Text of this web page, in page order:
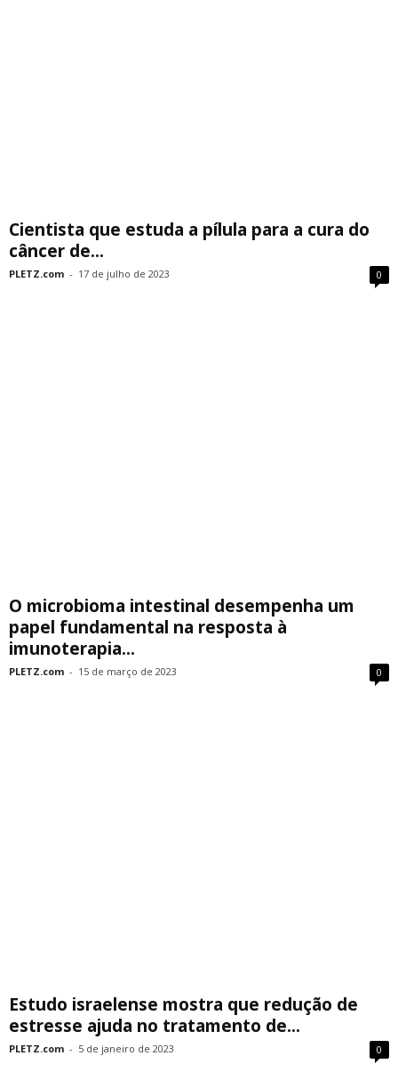
Cientista que estuda a pílula para a cura do
câncer de...
PLETZ.com - 17 de julho de 2023 0
O microbioma intestinal desempenha um
papel fundamental na resposta à
imunoterapia...
PLETZ.com - 15 de março de 2023 0
Estudo israelense mostra que redução de
estresse ajuda no tratamento de...
PLETZ.com - 5 de janeiro de 2023 0